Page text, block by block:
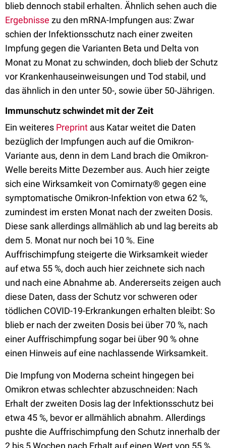
blieb dennoch stabil erhalten. Ähnlich sehen auch die
Ergebnisse zu den mRNA-Impfungen aus: Zwar
schien der Infektionsschutz nach einer zweiten
Impfung gegen die Varianten Beta und Delta von
Monat zu Monat zu schwinden, doch blieb der Schutz
vor Krankenhauseinweisungen und Tod stabil, und
das ähnlich in den unter 50-, sowie über 50-Jährigen.
Immunschutz schwindet mit der Zeit
Ein weiteres Preprint aus Katar weitet die Daten
bezüglich der Impfungen auch auf die Omikron-
Variante aus, denn in dem Land brach die Omikron-
Welle bereits Mitte Dezember aus. Auch hier zeigte
sich eine Wirksamkeit von Comirnaty® gegen eine
symptomatische Omikron-Infektion von etwa 62 %,
zumindest im ersten Monat nach der zweiten Dosis.
Diese sank allerdings allmählich ab und lag bereits ab
dem 5. Monat nur noch bei 10 %. Eine
Auffrischimpfung steigerte die Wirksamkeit wieder
auf etwa 55 %, doch auch hier zeichnete sich nach
und nach eine Abnahme ab. Andererseits zeigen auch
diese Daten, dass der Schutz vor schweren oder
tödlichen COVID-19-Erkrankungen erhalten bleibt: So
blieb er nach der zweiten Dosis bei über 70 %, nach
einer Auffrischimpfung sogar bei über 90 % ohne
einen Hinweis auf eine nachlassende Wirksamkeit.
Die Impfung von Moderna scheint hingegen bei
Omikron etwas schlechter abzuschneiden: Nach
Erhalt der zweiten Dosis lag der Infektionsschutz bei
etwa 45 %, bevor er allmählich abnahm. Allerdings
pushte die Auffrischimpfung den Schutz innerhalb der
2 bis 5 Wochen nach Erhalt auf einen Wert von 55 %,